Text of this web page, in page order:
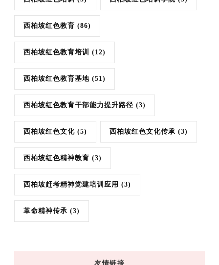
西柏坡红色教育 (86)
西柏坡红色教育培训 (12)
西柏坡红色教育基地 (51)
西柏坡红色教育干部能力提升路径 (3)
西柏坡红色文化 (5) 西柏坡红色文化传承 (3)
西柏坡红色精神教育 (3)
西柏坡赶考精神党建培训应用 (3)
革命精神传承 (3)
友情链接